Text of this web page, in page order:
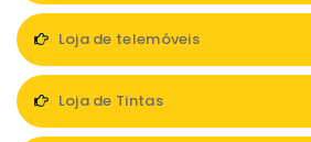
Loja de telemóveis
Loja de Tintas